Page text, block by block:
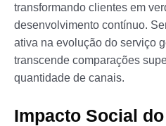
transformando clientes em
desenvolvimento contínuo.
ativa na evolução do serviço
transcende comparações
quantidade de canais.
Impacto Social